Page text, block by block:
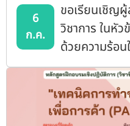
6
ก.ค.
ขอเรียนเชิญผู้
วิชาการ ในหัว
ด้วยความร้อน